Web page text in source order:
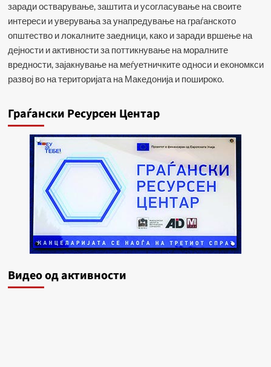
заради остварување, заштита и усогласување на своите
интереси и уверувања за унапредување на граѓанското
општество и локалните заедници, како и заради вршење на
дејности и активности за поттикнување на моралните
вредности, зајакнување на меѓуетничките односи и економкси
развој во на територијата на Македонија и пошироко.
Граѓански Ресурсен Центар
Видеo од активности